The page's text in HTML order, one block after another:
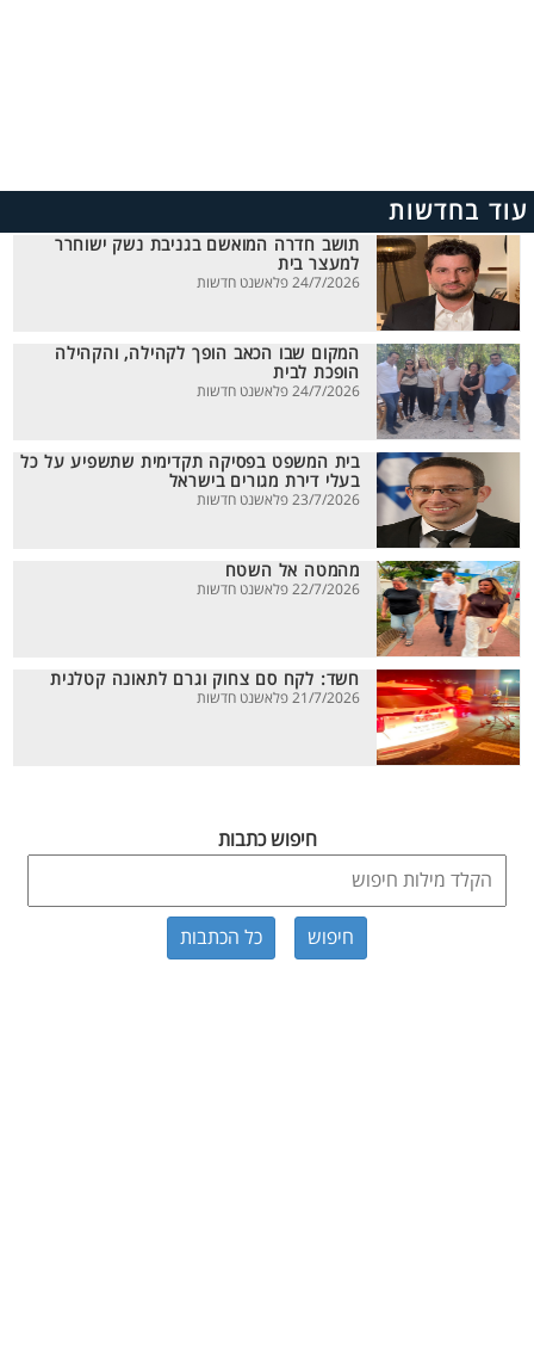
עוד בחדשות
תושב חדרה המואשם בגניבת נשק ישוחרר
למעצר בית
24/7/2026 פלאשנט חדשות
המקום שבו הכאב הופך לקהילה, והקהילה
הופכת לבית
24/7/2026 פלאשנט חדשות
בית המשפט בפסיקה תקדימית שתשפיע על כל
בעלי דירת מגורים בישראל
23/7/2026 פלאשנט חדשות
מהמטה אל השטח
22/7/2026 פלאשנט חדשות
חשד: לקח סם צחוק וגרם לתאונה קטלנית
21/7/2026 פלאשנט חדשות
חיפוש כתבות
כל הכתבות